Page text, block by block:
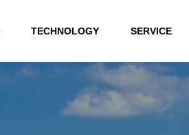
TECHNOLOGY SERVICE